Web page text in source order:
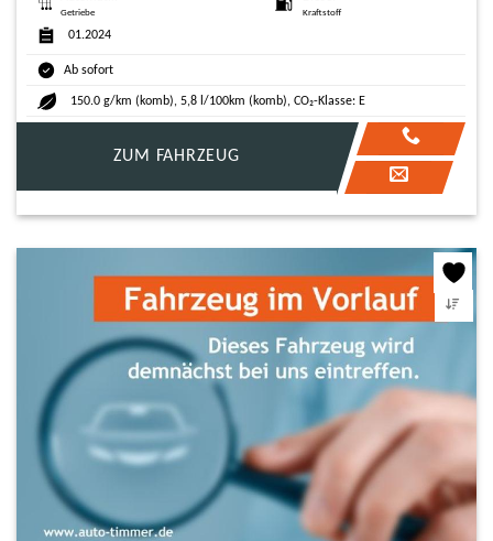
Getriebe Kraftstoff
01.2024
Ab sofort
150.0 g/km (komb), 5,8 l/100km (komb), CO₂-Klasse: E
ZUM FAHRZEUG